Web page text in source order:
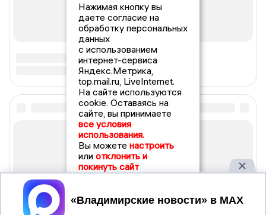
Нажимая кнопку вы
даете согласие на
обработку персональных
данных
с использованием
интернет-сервиса
Яндекс.Метрика,
top.mail.ru, LiveInternet.
На сайте используются
cookie. Оставаясь на
сайте, вы принимаете
все условия
использования.
Вы можете настроить
или отклонить и
покинуть сайт
Принять